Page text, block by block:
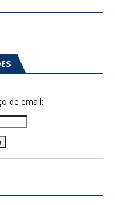
de email: